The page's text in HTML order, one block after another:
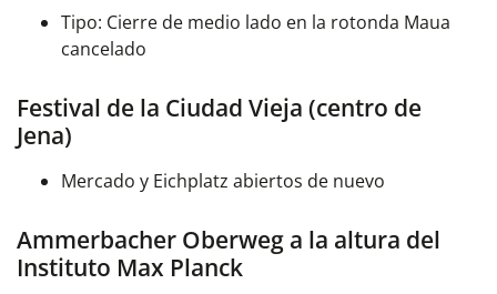
Tipo: Cierre de medio lado en la rotonda Maua
cancelado
Festival de la Ciudad Vieja (centro de
Jena)
Mercado y Eichplatz abiertos de nuevo
Ammerbacher Oberweg a la altura del
Instituto Max Planck